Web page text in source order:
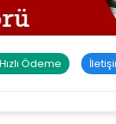
Hızlı Ödeme